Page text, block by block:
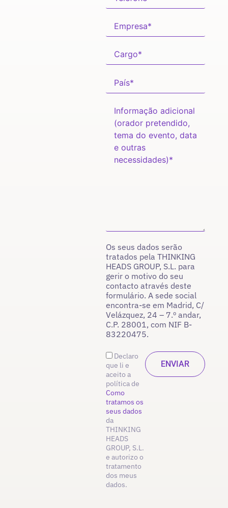
Os seus dados serão
tratados pela THINKING
HEADS GROUP, S.L. para
gerir o motivo do seu
contacto através deste
formulário. A sede social
encontra-se em Madrid, C/
Velázquez, 24 – 7.º andar,
C.P. 28001, com NIF B-
83220475.
Declaro
que li e
aceito a
política de
Como
tratamos os
seus dados
da
THINKING
HEADS
GROUP, S.L.
e autorizo o
tratamento
dos meus
dados.